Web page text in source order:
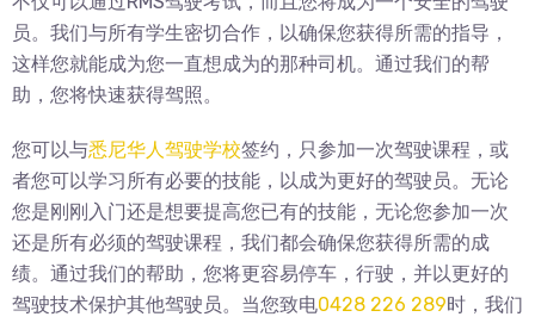
员。我们与所有学生密切合作，以确保您获得所需的指导，
这样您就能成为您一直想成为的那种司机。通过我们的帮
助，您将快速获得驾照。
您可以与悉尼华人驾驶学校签约，只参加一次驾驶课程，或
者您可以学习所有必要的技能，以成为更好的驾驶员。无论
您是刚刚入门还是想要提高您已有的技能，无论您参加一次
还是所有必须的驾驶课程，我们都会确保您获得所需的成
绩。通过我们的帮助，您将更容易停车，行驶，并以更好的
驾驶技术保护其他驾驶员。当您致电0428 226 289时，我们